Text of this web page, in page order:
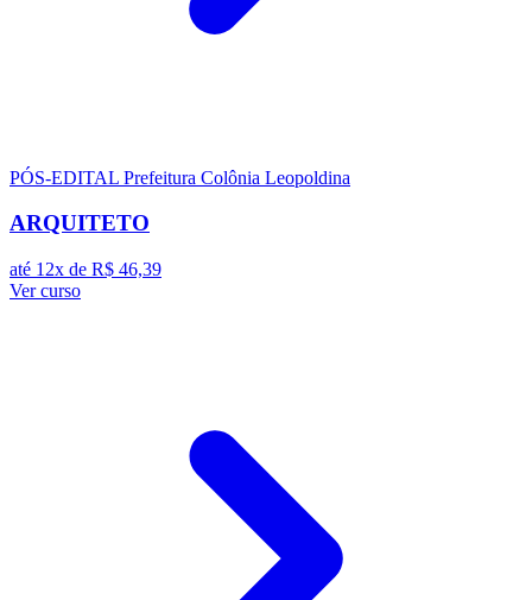
PÓS-EDITAL Prefeitura Colônia Leopoldina
ARQUITETO
até 12x de R$ 46,39
Ver curso